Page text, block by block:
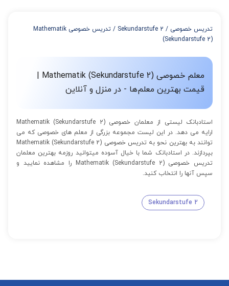
از 12 تا 15 جلسه: 7% تخفیف
از 16 تا 100 جلسه: 9% تخفیف
تدریس خصوصی /
Sekundarstufe 2
/
تدریس خصوصی Mathematik
(Sekundarstufe 2)
قیمت بهترین معلم‌ها - در منزل و آنلاین
استادبانک لیستی از معلمان خصوصی Mathematik (Sekundarstufe 2)
ارایه می دهد. در این لیست مجموعه بزرگی از معلم های خصوصی که می
توانند به بهترین نحو به تدریس خصوصی Mathematik (Sekundarstufe 2)
بپردازند. در استادبانک شما با خیال آسوده میتوانید روزمه بهترین معلمان
تدریس خصوصی Mathematik (Sekundarstufe 2) را مشاهده نمایید و
سپس آنها را انتخاب کنید.
Sekundarstufe 2